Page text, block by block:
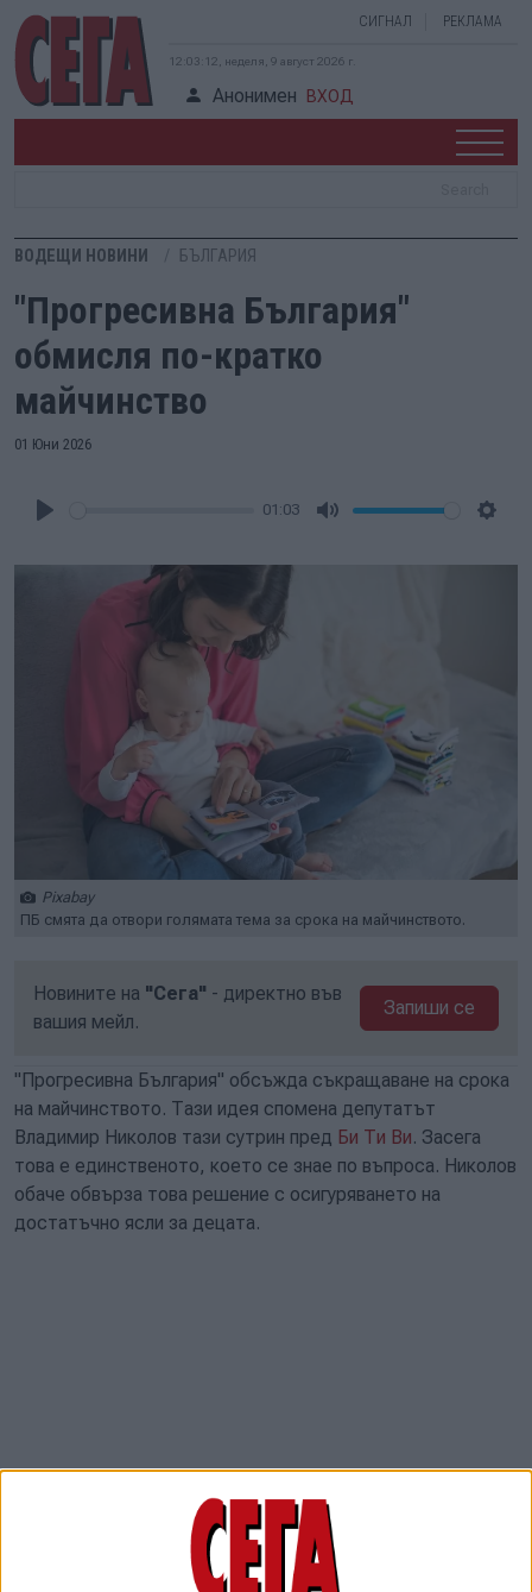
СИГНАЛ РЕКЛАМА
12:03:13, неделя, 9 август 2026 г.
Анонимен ВХОД
ВОДЕЩИ НОВИНИ БЪЛГАРИЯ
"Прогресивна България"
обмисля по-кратко
майчинство
01 Юни 2026
01:03
Pixabay
ПБ смята да отвори голямата тема за срока на майчинството.
Новините на "Сега" - директно във
вашия мейл.
Запиши се
"Прогресивна България" обсъжда съкращаване на срока
на майчинството. Тази идея спомена депутатът
Владимир Николов тази сутрин пред Би Ти Ви. Засега
това е единственото, което се знае по въпроса. Николов
обаче обвърза това решение с осигуряването на
достатъчно ясли за децата.
Според Николов много жени биха предпочели да се